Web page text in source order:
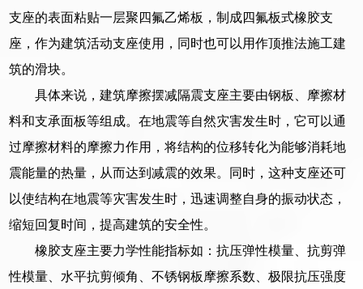
支座的表面粘贴一层聚四氟乙烯板，制成四氟板式橡胶支
座，作为建筑活动支座使用，同时也可以用作顶推法施工建
筑的滑块。
具体来说，建筑摩擦摆减隔震支座主要由钢板、摩擦材
料和支承面板等组成。在地震等自然灾害发生时，它可以通
过摩擦材料的摩擦力作用，将结构的位移转化为能够消耗地
震能量的热量，从而达到减震的效果。同时，这种支座还可
以使结构在地震等灾害发生时，迅速调整自身的振动状态，
缩短回复时间，提高建筑的安全性。
橡胶支座主要力学性能指标如：抗压弹性模量、抗剪弹
性模量、水平抗剪倾角、不锈钢板摩擦系数、极限抗压强度